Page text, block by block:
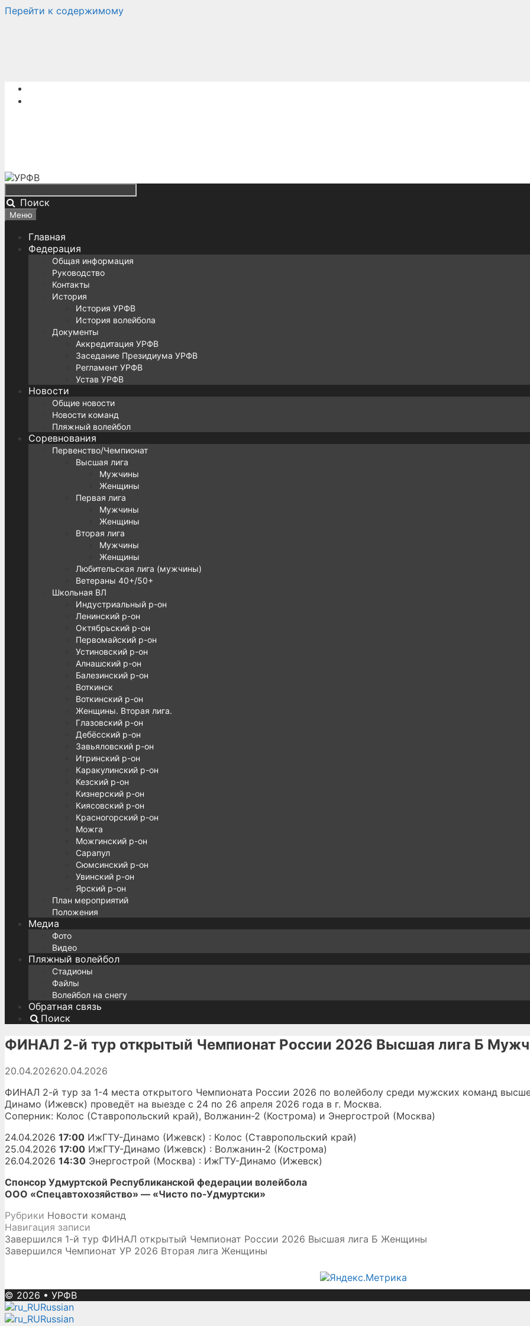
Перейти к содержимому
Поиск
Меню
Главная
Федерация
Общая информация
Руководство
Контакты
История
История УРФВ
История волейбола
Документы
Аккредитация УРФВ
Заседание Президиума УРФВ
Регламент УРФВ
Устав УРФВ
Новости
Общие новости
Новости команд
Пляжный волейбол
Соревнования
Первенство/Чемпионат
Высшая лига
Мужчины
Женщины
Первая лига
Мужчины
Женщины
Вторая лига
Мужчины
Женщины
Любительская лига (мужчины)
Ветераны 40+/50+
Школьная ВЛ
Индустриальный р-он
Ленинский р-он
Октябрьский р-он
Первомайский р-он
Устиновский р-он
Алнашский р-он
Балезинский р-он
Воткинск
Воткинский р-он
Женщины. Вторая лига.
Глазовский р-он
Дебёсский р-он
Завьяловский р-он
Игринский р-он
Каракулинский р-он
Кезский р-он
Кизнерский р-он
Киясовский р-он
Красногорский р-он
Можга
Можгинский р-он
Сарапул
Сюмсинский р-он
Увинский р-он
Ярский р-он
План мероприятий
Положения
Медиа
Фото
Видео
Пляжный волейбол
Стадионы
Файлы
Волейбол на снегу
Обратная связь
Поиск
ФИНАЛ 2-й тур открытый Чемпионат России 2026 Высшая лига Б
20.04.202620.04.2026
ФИНАЛ 2-й тур за 1-4 места открытого Чемпионата России 2026 по волейболу среди мужских команд
Динамо (Ижевск) проведёт на выезде с 24 по 26 апреля 2026 года в г. Москва.
Соперник: Колос (Ставропольский край), Волжанин-2 (Кострома) и Энергострой (Москва)
24.04.2026 17:00 ИжГТУ-Динамо (Ижевск) : Колос (Ставропольский край)
25.04.2026 17:00 ИжГТУ-Динамо (Ижевск) : Волжанин-2 (Кострома)
26.04.2026 14:30 Энергострой (Москва) : ИжГТУ-Динамо (Ижевск)
Спонсор Удмуртской Республиканской федерации волейбола
ООО «Спецавтохозяйство» — «Чисто по-Удмуртски»
Рубрики Новости команд
Навигация записи
Завершился 1-й тур ФИНАЛ открытый Чемпионат России 2026 Высшая лига Б Женщины
Завершился Чемпионат УР 2026 Вторая лига Женщины
© 2026 • УРФВ
Russian
Russian